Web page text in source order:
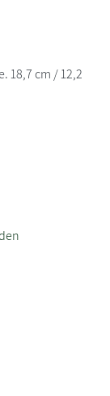
18,7 cm / 12,2